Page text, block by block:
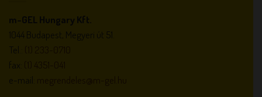
m-GEL Hungary Kft.
1044 Budapest, Megyeri út 51.
Tel.:
fax:
e-mail: